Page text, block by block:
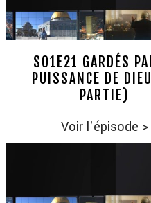
S01E21 GARDÉS
PUISSANCE DE
PARTIE)
Voir l'épisode >